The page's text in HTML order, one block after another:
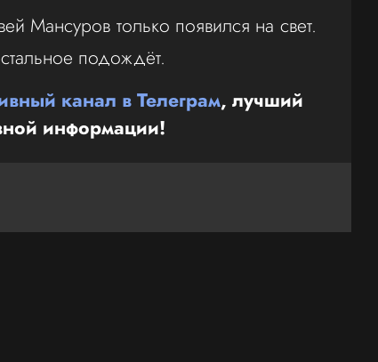
Мансуров только появился на свет.
подождёт.
канал в Телеграм, лучший
информации!